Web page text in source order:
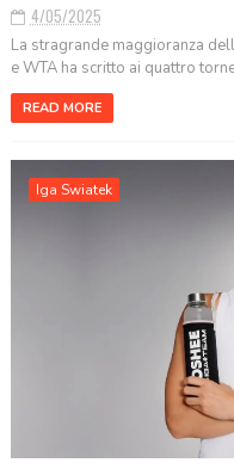
4/05/2025
La stragrande maggioranza
e WTA ha scritto ai quattro
READ MORE
Iga Swiatek